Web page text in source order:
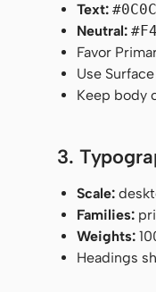
Text:
Neutral:
Favor
Use
Keep body
3.
Scale:
Families:
Weights:
Headings